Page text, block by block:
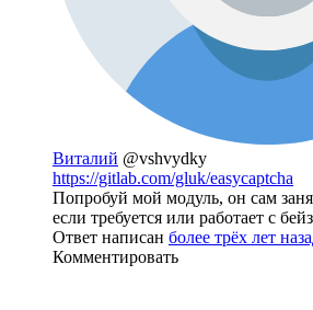
Виталий @vshvydky
https://gitlab.com/gluk/easycaptcha
Попробуй мой модуль, он сам
если требуется или работает с
Ответ написан более трёх лет
Комментировать